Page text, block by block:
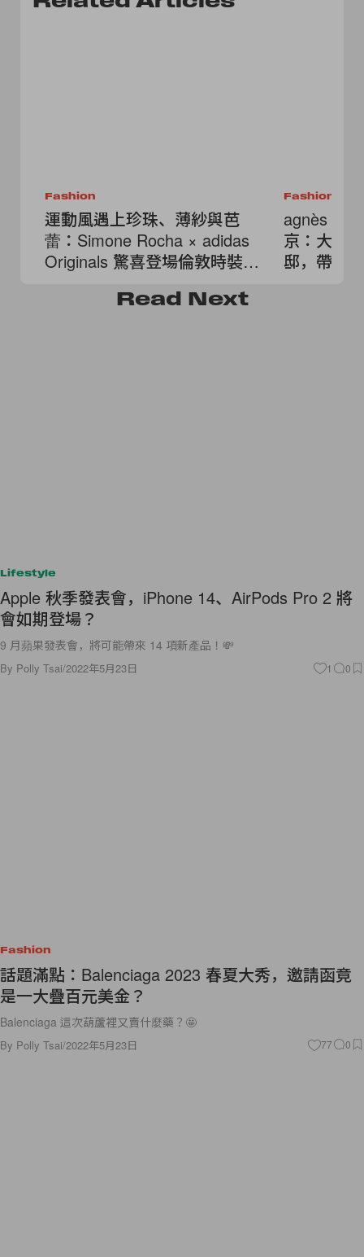
Fashion
運動風遇上珍珠、薄紗與芭
蕾：Simone Rocha × adidas
Originals 驚喜登場倫敦時裝
Fashion
agnès b.
京：大秀
邸，帶來
Read Next
Lifestyle
Apple 秋季發表會，iPhone 14、AirPods Pro 2 將
會如期登場？
9 月蘋果發表會，將可能帶來 14 項新產品！💸
By Polly Tsai/2022年5月23日 1 0
Fashion
話題滿點：Balenciaga 2023 春夏大秀，邀請函竟
是一大疊百元美金？
Balenciaga 這次葫蘆裡又賣什麼藥？🤩
By Polly Tsai/2022年5月23日 77 0